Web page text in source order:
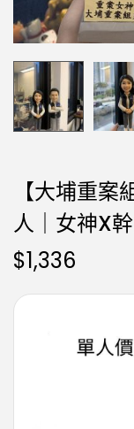
【大埔重
人｜女神X
$1,336